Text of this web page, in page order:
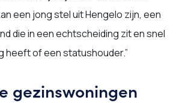
een jong stel uit Hengelo zijn, een
die in een echtscheiding zit en snel
heeft of een statushouder.”
gezinswoningen